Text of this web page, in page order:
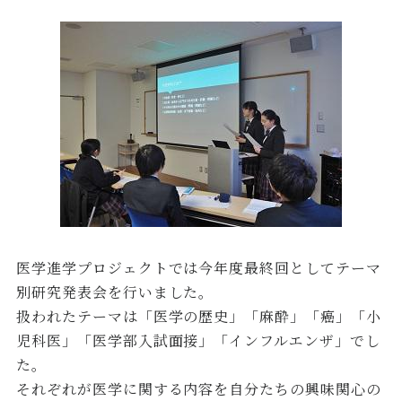
医学進学プロジェクトでは今年度最終回としてテーマ
別研究発表会を行いました。
扱われたテーマは「医学の歴史」「麻酔」「癌」「小
児科医」「医学部入試面接」「インフルエンザ」でし
た。
それぞれが医学に関する内容を自分たちの興味関心の